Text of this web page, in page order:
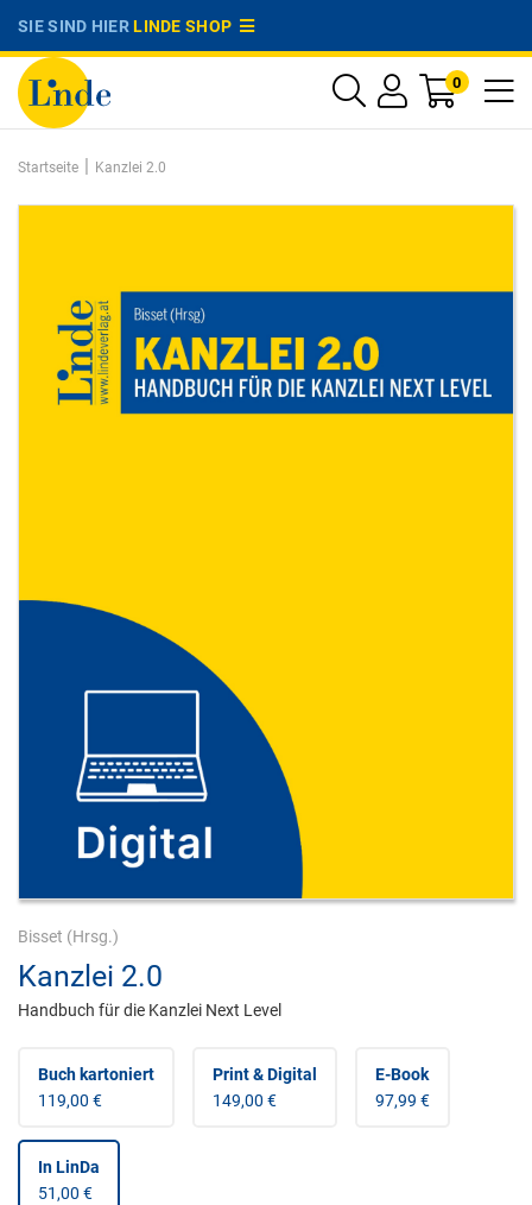
SIE SIND HIERLINDE SHOP
0
Startseite | Kanzlei 2.0
Bisset (Hrsg.)
Kanzlei 2.0
Handbuch für die Kanzlei Next Level
Buch kartoniert
119,00 €
Print & Digital
149,00 €
E-Book
97,99 €
In LinDa
51,00 €